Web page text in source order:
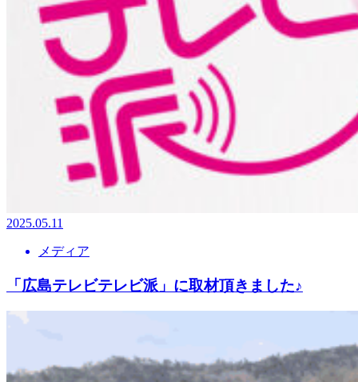
2025.05.11
メディア
「広島テレビテレビ派」に取材頂きました♪